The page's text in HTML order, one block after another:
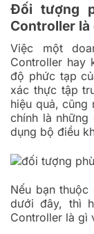
Đối tượng
Controller là
Việc một
Controller hay
độ phức tạp
xác thực tập
hiệu quả, cũng
chính là
dụng bộ điều
Nếu bạn
dưới đây, thì
Controller là gì